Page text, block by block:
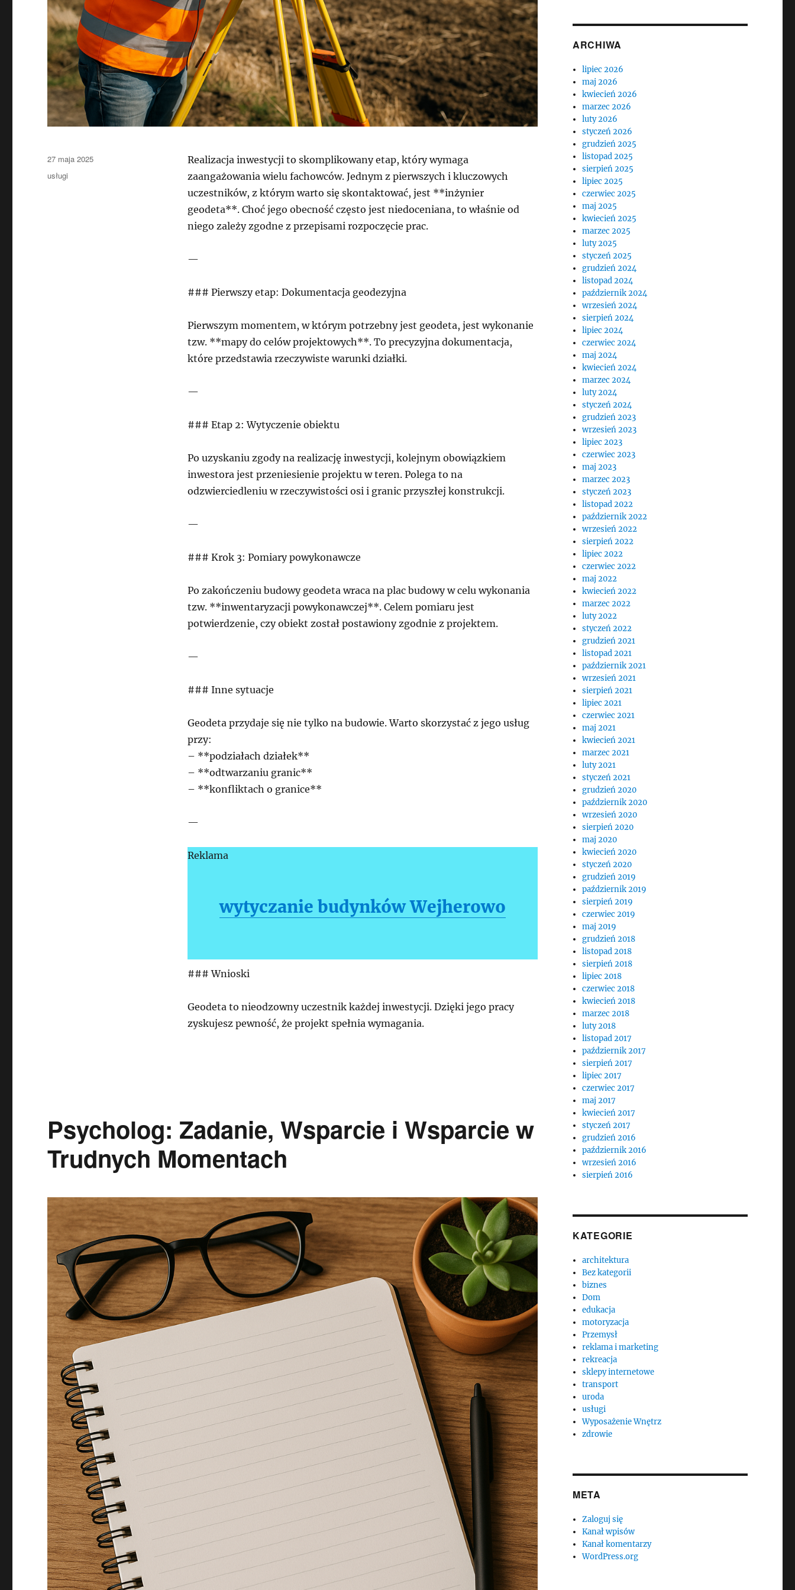
Realizacja inwestycji to skomplikowany etap, który wymaga
zaangażowania wielu fachowców. Jednym z pierwszych i kluczowych
uczestników, z którym warto się skontaktować, jest **inżynier
geodeta**. Choć jego obecność często jest niedoceniana, to właśnie od
niego zależy zgodne z przepisami rozpoczęcie prac.
—
### Pierwszy etap: Dokumentacja geodezyjna
Pierwszym momentem, w którym potrzebny jest geodeta, jest wykonanie
tzw. **mapy do celów projektowych**. To precyzyjna dokumentacja,
które przedstawia rzeczywiste warunki działki.
—
### Etap 2: Wytyczenie obiektu
Po uzyskaniu zgody na realizację inwestycji, kolejnym obowiązkiem
inwestora jest przeniesienie projektu w teren. Polega to na
odzwierciedleniu w rzeczywistości osi i granic przyszłej konstrukcji.
—
### Krok 3: Pomiary powykonawcze
Po zakończeniu budowy geodeta wraca na plac budowy w celu wykonania
tzw. **inwentaryzacji powykonawczej**. Celem pomiaru jest
potwierdzenie, czy obiekt został postawiony zgodnie z projektem.
—
### Inne sytuacje
Geodeta przydaje się nie tylko na budowie. Warto skorzystać z jego usług
przy:
– **podziałach działek**
– **odtwarzaniu granic**
– **konfliktach o granice**
—
Reklama
wytyczanie budynków Wejherowo
### Wnioski
Geodeta to nieodzowny uczestnik każdej inwestycji. Dzięki jego pracy
zyskujesz pewność, że projekt spełnia wymagania.
Data
publikacji
27 maja 2025
Kategorie
usługi
Psycholog: Zadanie, Wsparcie i Wsparcie w
Trudnych Momentach
ARCHIWA
lipiec 2026
maj 2026
kwiecień 2026
marzec 2026
luty 2026
styczeń 2026
grudzień 2025
listopad 2025
sierpień 2025
lipiec 2025
czerwiec 2025
maj 2025
kwiecień 2025
marzec 2025
luty 2025
styczeń 2025
grudzień 2024
listopad 2024
październik 2024
wrzesień 2024
sierpień 2024
lipiec 2024
czerwiec 2024
maj 2024
kwiecień 2024
marzec 2024
luty 2024
styczeń 2024
grudzień 2023
wrzesień 2023
lipiec 2023
czerwiec 2023
maj 2023
marzec 2023
styczeń 2023
listopad 2022
październik 2022
wrzesień 2022
sierpień 2022
lipiec 2022
czerwiec 2022
maj 2022
kwiecień 2022
marzec 2022
luty 2022
styczeń 2022
grudzień 2021
listopad 2021
październik 2021
wrzesień 2021
sierpień 2021
lipiec 2021
czerwiec 2021
maj 2021
kwiecień 2021
marzec 2021
luty 2021
styczeń 2021
grudzień 2020
październik 2020
wrzesień 2020
sierpień 2020
maj 2020
kwiecień 2020
styczeń 2020
grudzień 2019
październik 2019
sierpień 2019
czerwiec 2019
maj 2019
grudzień 2018
listopad 2018
sierpień 2018
lipiec 2018
czerwiec 2018
kwiecień 2018
marzec 2018
luty 2018
listopad 2017
październik 2017
sierpień 2017
lipiec 2017
czerwiec 2017
maj 2017
kwiecień 2017
styczeń 2017
grudzień 2016
październik 2016
wrzesień 2016
sierpień 2016
KATEGORIE
architektura
Bez kategorii
biznes
Dom
edukacja
motoryzacja
Przemysł
reklama i marketing
rekreacja
sklepy internetowe
transport
uroda
usługi
Wyposażenie Wnętrz
zdrowie
META
Zaloguj się
Kanał wpisów
Kanał komentarzy
WordPress.org